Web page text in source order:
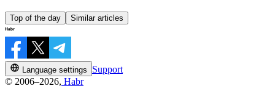
Top of the day Similar articles
Language settings
Support
© 2006–2026, Habr